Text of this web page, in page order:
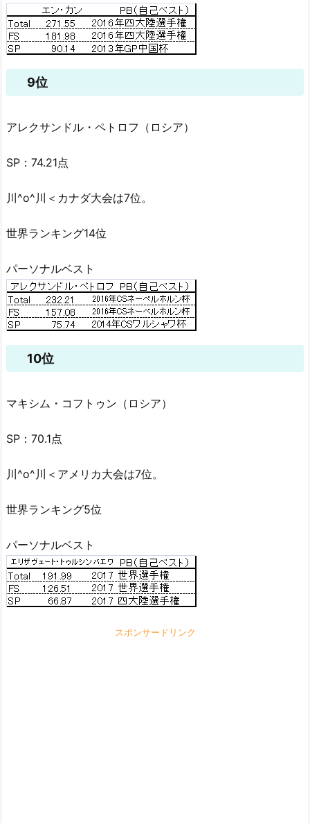
9位
アレクサンドル・ペトロフ（ロシア）
SP：74.21点
川^o^川＜カナダ大会は7位。
世界ランキング14位
パーソナルベスト
10位
マキシム・コフトゥン（ロシア）
SP：70.1点
川^o^川＜アメリカ大会は7位。
世界ランキング5位
パーソナルベスト
スポンサードリンク